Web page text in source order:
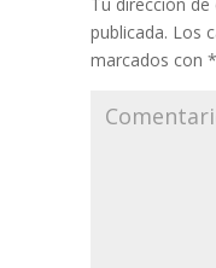
Tu dirección
publicada. Los
marcados con *